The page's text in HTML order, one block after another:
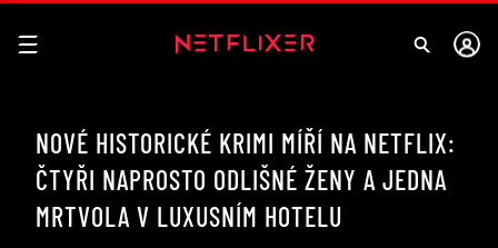
NOVÉ HISTORICKÉ KRIMI MÍŘÍ NA NETFLIX:
ČTYŘI NAPROSTO ODLIŠNÉ ŽENY A JEDNA
MRTVOLA V LUXUSNÍM HOTELU